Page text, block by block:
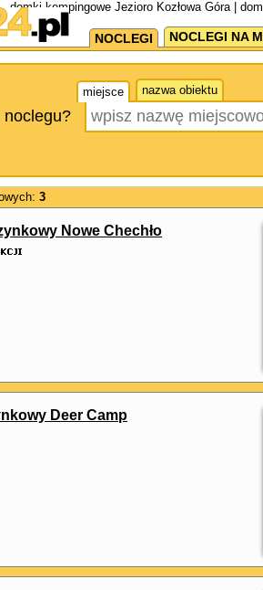
domki kempingowe Jezioro Kozłowa Góra |
NOCLEGI NOCLEGI NA
miejsce nazwa obiektu
noclegu?
3
Nowe Chechło
Deer Camp